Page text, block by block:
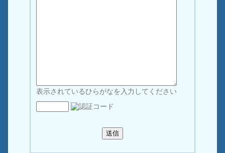
表示されているひらがなを入力してください